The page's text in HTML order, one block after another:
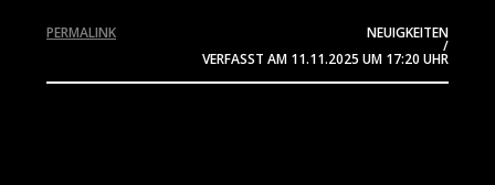
NEUIGKEITEN
/
VERFASST AM 11.11.2025 UM 17:20 UHR
PERMALINK